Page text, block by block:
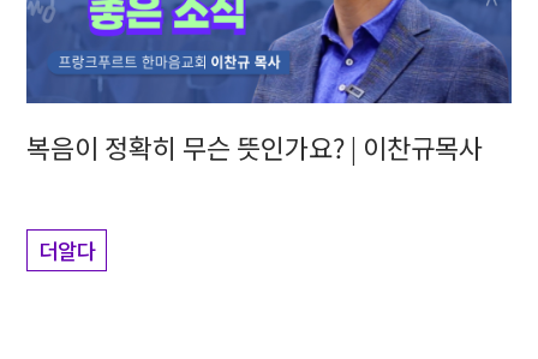
복음이 정확히 무슨 뜻인가요? | 이찬규목사
더알다